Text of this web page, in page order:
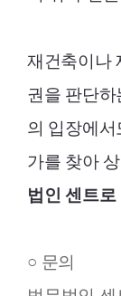
재건축이나
권을 판단
의 입장에
가를 찾아
법인 센트
○ 문의